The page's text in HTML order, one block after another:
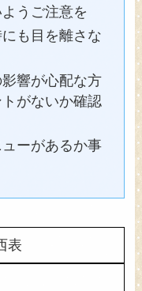
うご注意を
も目を離さな
響が心配な方
がないか確認
ーがあるか事
表